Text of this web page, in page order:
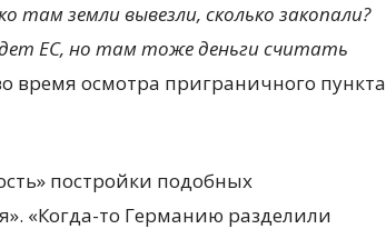
там земли вывезли, сколько закопали?
ЕС, но там тоже деньги считать
время осмотра приграничного пункта
постройки подобных
«Когда-то Германию разделили